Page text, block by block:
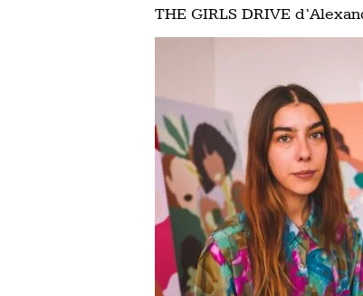
THE GIRLS DRIVE